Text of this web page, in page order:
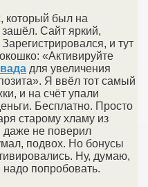
который был на
Сайт яркий,
и тут
«Активируйте
для увеличения
Я ввёл тот самый
и на счёт упали
Бесплатно. Просто
старому хламу из
даже не поверил
подвох. Но бонусы
Ну, думаю,
надо попробовать.